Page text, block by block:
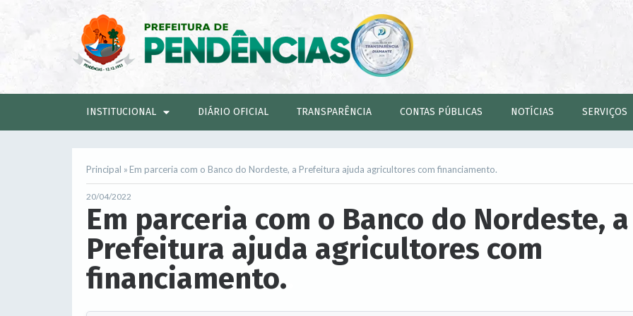
INSTITUCIONAL DIÁRIO OFICIAL TRANSPARÊNCIA CONTAS PÚBLICAS NOTÍCIAS SERVIÇOS
Principal » Em parceria com o Banco do Nordeste, a Prefeitura ajuda agricultores com financiamento.
20/04/2022
Em parceria com o Banco do Nordeste, a
Prefeitura ajuda agricultores com
financiamento.